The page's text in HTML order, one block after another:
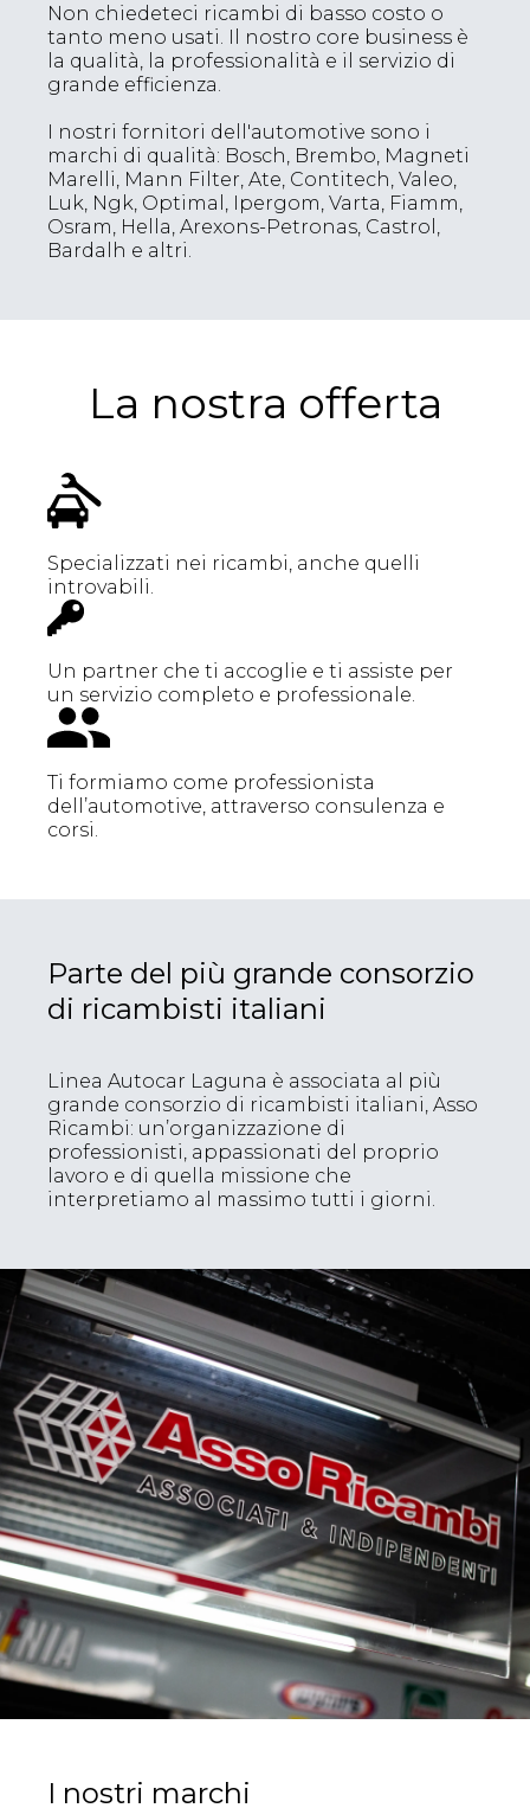
Non chiedeteci ricambi di basso costo o
tanto meno usati. Il nostro core business è
la qualità, la professionalità e il servizio di
grande efficienza.
I nostri fornitori dell'automotive sono i
marchi di qualità: Bosch, Brembo, Magneti
Marelli, Mann Filter, Ate, Contitech, Valeo,
Luk, Ngk, Optimal, Ipergom, Varta, Fiamm,
Osram, Hella, Arexons-Petronas, Castrol,
Bardalh e altri.
La nostra offerta
Specializzati nei ricambi, anche quelli
introvabili.
Un partner che ti accoglie e ti assiste per
un servizio completo e professionale.
Ti formiamo come professionista
dell’automotive, attraverso consulenza e
corsi.
Parte del più grande consorzio
di ricambisti italiani
Linea Autocar Laguna è associata al più
grande consorzio di ricambisti italiani, Asso
Ricambi: un’organizzazione di
professionisti, appassionati del proprio
lavoro e di quella missione che
interpretiamo al massimo tutti i giorni.
I nostri marchi